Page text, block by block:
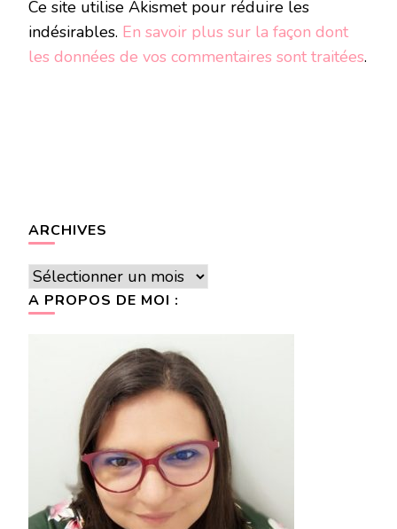
Ce site utilise Akismet pour réduire les
indésirables. En savoir plus sur la façon dont
les données de vos commentaires sont traitées.
ARCHIVES
Archives
A PROPOS DE MOI :